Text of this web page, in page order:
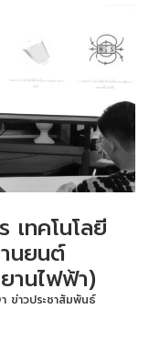
เทคโนโลยี
นยนต์
านไฟฟ้า)
ข่าวประชาสัมพันธ์